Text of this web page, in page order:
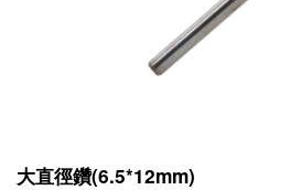
大直徑鑽(6.5*12mm)